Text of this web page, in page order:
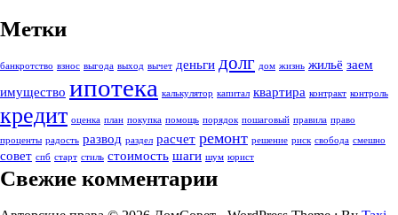
Метки
банкротство взнос выгодa выход вычет деньги долг дом жизнь жильё заем
имущество ипотека калькулятор капитал квартира контракт контроль
кредит оценка план покупка помощь порядок пошаговый правила право
проценты радость развод раздел расчет ремонт решение риск свобода смешно
совет спб старт стиль стоимость шаги шум юрист
Свежие комментарии